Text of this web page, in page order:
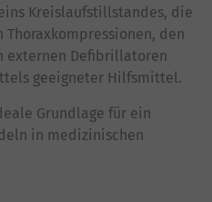
Kreislaufstillstandes, die
den
externen Defibrillatoren
geeigneter Hilfsmittel.
Grundlage für ein
in medizinischen